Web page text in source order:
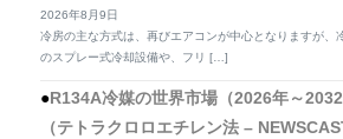
2026年8月9日
冷房の主な方式は、再びエアコンが中心となりますが
のスプレー式冷却設備や、フリ […]
R134A冷媒の世界市場（2026年～
（テトラクロロエチレン法 –